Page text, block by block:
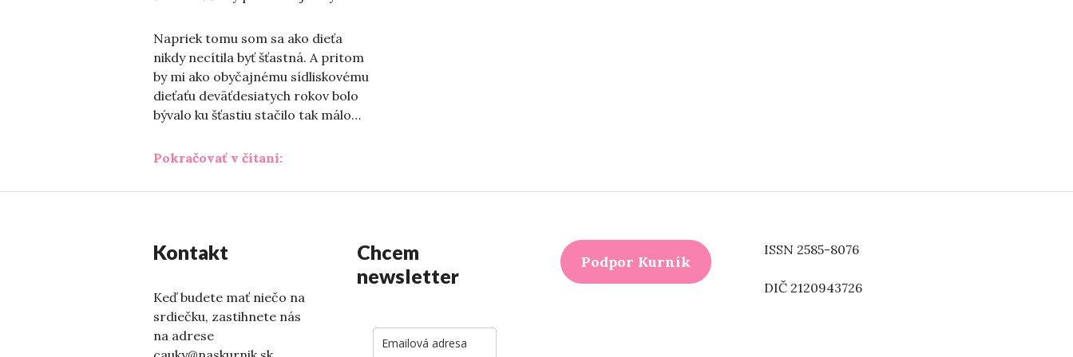
Napriek tomu som sa ako dieťa
nikdy necítila byť šťastná. A pritom
by mi ako obyčajnému sídliskovému
dieťaťu deväťdesiatych rokov bolo
bývalo ku šťastiu stačilo tak málo…
Pokračovať v čítaní:„Nevďačná dcéra“
Kontakt
Keď budete mať niečo na
srdiečku, zastihnete nás
na adrese
Chcem
newsletter
Podpor Kurník
ISSN 2585-8076
DIČ 2120943726